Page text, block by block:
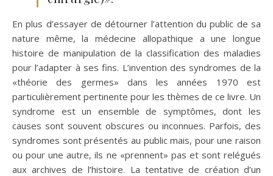
En plus d’essayer de détourner l’attention du public de sa
nature même, la médecine allopathique a une longue
histoire de manipulation de la classification des maladies
pour l’adapter à ses fins. L’invention des syndromes de la
«théorie des germes» dans les années 1970 est
particulièrement pertinente pour les thèmes de ce livre. Un
syndrome est un ensemble de symptômes, dont les
causes sont souvent obscures ou inconnues. Parfois, des
syndromes sont présentés au public mais, pour une raison
ou pour une autre, ils ne «prennent» pas et sont relégués
aux archives de l’histoire. La tentative de création d’un